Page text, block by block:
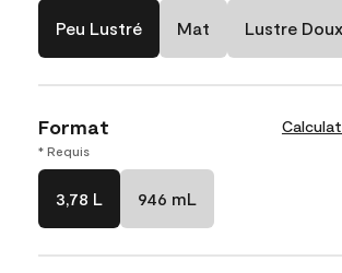
Peu Lustré Mat Lustre Doux
Format
* Requis
3,78 L 946 mL